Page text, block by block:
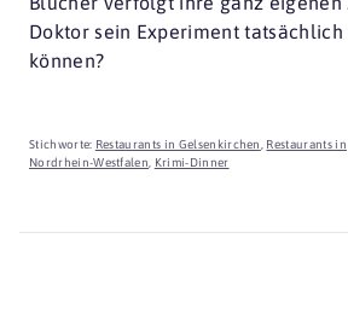
Doktor sein Experiment
können?
Stichworte: Restaurants in Gelsenkirchen
Restaurants in
Nordrhein-Westfalen
Krimi-Dinner